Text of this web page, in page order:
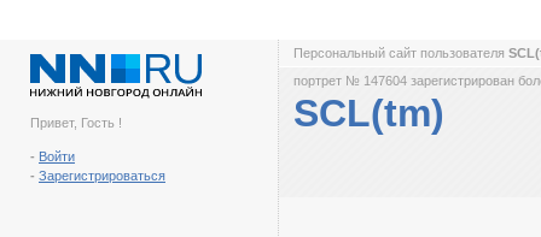
Привет, Гость !
- Войти
- Зарегистрироваться
Персональный сайт пользователя
портрет № 147604 зарегистрирован
SCL(tm)